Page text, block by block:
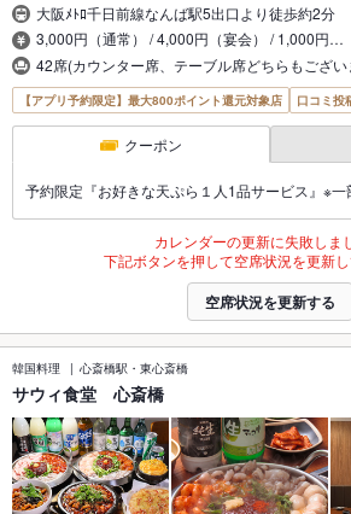
大阪ﾒﾄﾛ千日前線なんば駅5出口より徒歩約2分
3,000円（通常） / 4,000円（宴会） / 1,000円…
42席(カウンター席、テーブル席どちらもござい
【アプリ予約限定】最大800ポイント還元対象店 口コミ投
クーポン
予約限定『お好きな天ぷら１人1品サービス』※一
カレンダーの更新に失敗しま
下記ボタンを押して空席状況を更新し
空席状況を更新する
韓国料理 心斎橋駅・東心斎橋
サウィ食堂 心斎橋